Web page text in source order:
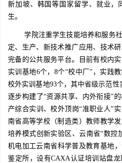
新加坡、韩国等国家留学、就业，
生。
学院注重学生技能培养和服务
定、生产、新技术推广应用、技术
完备的公共服务平台。目前有校内
实训基地6个，8个“校中厂”，实践
校外实训基地93个，其中省级示范性
逐步构建了“资源共享、内外衔接”
产综合实训、校外顶岗“准职业人”
南省高等学校（制造类）教师教学
培养模式创新实验区、云南省“数控
机电加工云南省科学普及教育基地
鉴定所，设有CAXA认证培训站盘